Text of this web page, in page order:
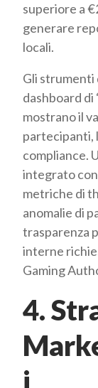
superiore a
generare
locali.
Gli strumenti
dashboard di
mostrano il
partecipanti,
compliance.
integrato
metriche di
anomalie di
trasparenza
interne
Gaming
4.
i